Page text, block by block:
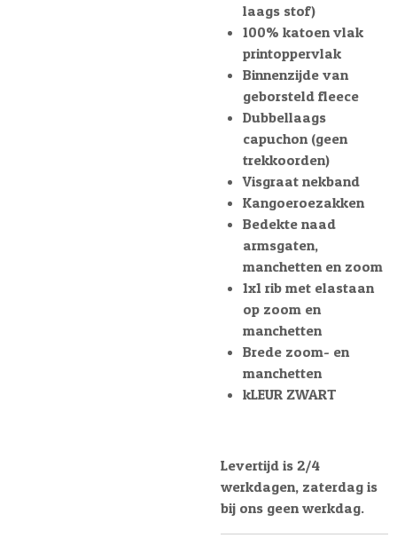
laags stof)
100% katoen vlak
printoppervlak
Binnenzijde van
geborsteld fleece
Dubbellaags
capuchon (geen
trekkoorden)
Visgraat nekband
Kangoeroezakken
Bedekte naad
armsgaten,
manchetten en zoom
1x1 rib met elastaan
op zoom en
manchetten
Brede zoom- en
manchetten
kLEUR ZWART
Levertijd is 2/4
werkdagen, zaterdag is
bij ons geen werkdag.